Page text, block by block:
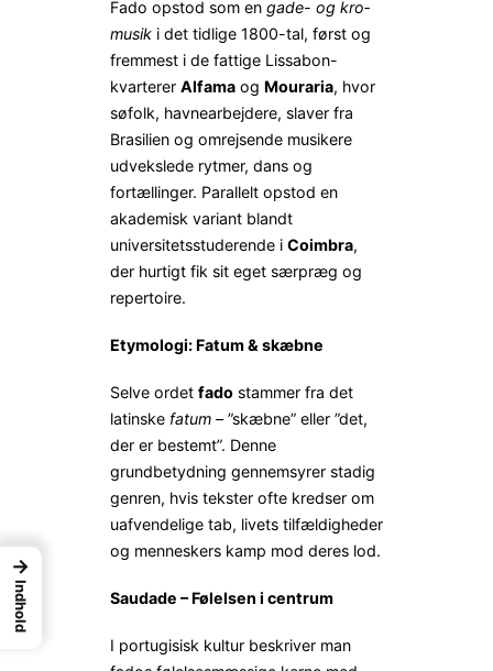
Fado opstod som en gade- og kro­
musik i det tidlige 1800-tal, først og
fremmest i de fattige Lissabon-
kvarterer Alfama og Mouraria, hvor
søfolk, havnearbejdere, slaver fra
Brasilien og omrejsende musikere
udvekslede rytmer, dans og
fortællinger. Parallelt opstod en
akademisk variant blandt
universitets­studerende i Coimbra,
der hurtigt fik sit eget særpræg og
repertoire.
Etymologi: Fatum & skæbne
Selve ordet fado stammer fra det
latinske fatum – ”skæbne” eller ”det,
der er bestemt”. Denne
grundbetydning gennemsyrer stadig
genren, hvis tekster ofte kredser om
uafvendelige tab, livets tilfældigheder
og menneskers kamp mod deres lod.
Saudade – Følelsen i centrum
I portugisisk kultur beskriver man
→
Indhold